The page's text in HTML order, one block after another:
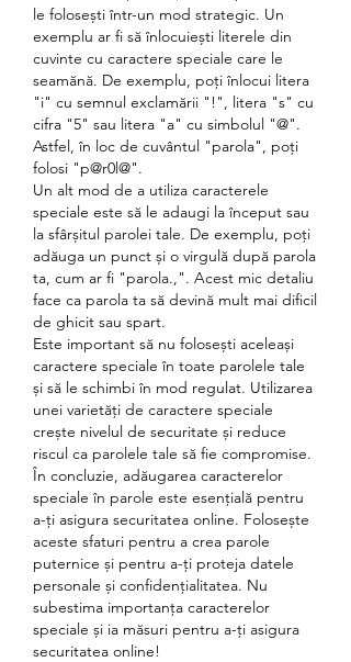
le folosești într-un mod strategic. Un
exemplu ar fi să înlocuiești literele din
cuvinte cu caractere speciale care le
seamănă. De exemplu, poți înlocui litera
"i" cu semnul exclamării "!", litera "s" cu
cifra "5" sau litera "a" cu simbolul "@".
Astfel, în loc de cuvântul "parola", poți
folosi "p@r0l@".
Un alt mod de a utiliza caracterele
speciale este să le adaugi la început sau
la sfârșitul parolei tale. De exemplu, poți
adăuga un punct și o virgulă după parola
ta, cum ar fi "parola.,". Acest mic detaliu
face ca parola ta să devină mult mai dificil
de ghicit sau spart.
Este important să nu folosești aceleași
caractere speciale în toate parolele tale
și să le schimbi în mod regulat. Utilizarea
unei varietăți de caractere speciale
crește nivelul de securitate și reduce
riscul ca parolele tale să fie compromise.
În concluzie, adăugarea caracterelor
speciale în parole este esențială pentru
a-ți asigura securitatea online. Folosește
aceste sfaturi pentru a crea parole
puternice și pentru a-ți proteja datele
personale și confidențialitatea. Nu
subestima importanța caracterelor
speciale și ia măsuri pentru a-ți asigura
securitatea online!